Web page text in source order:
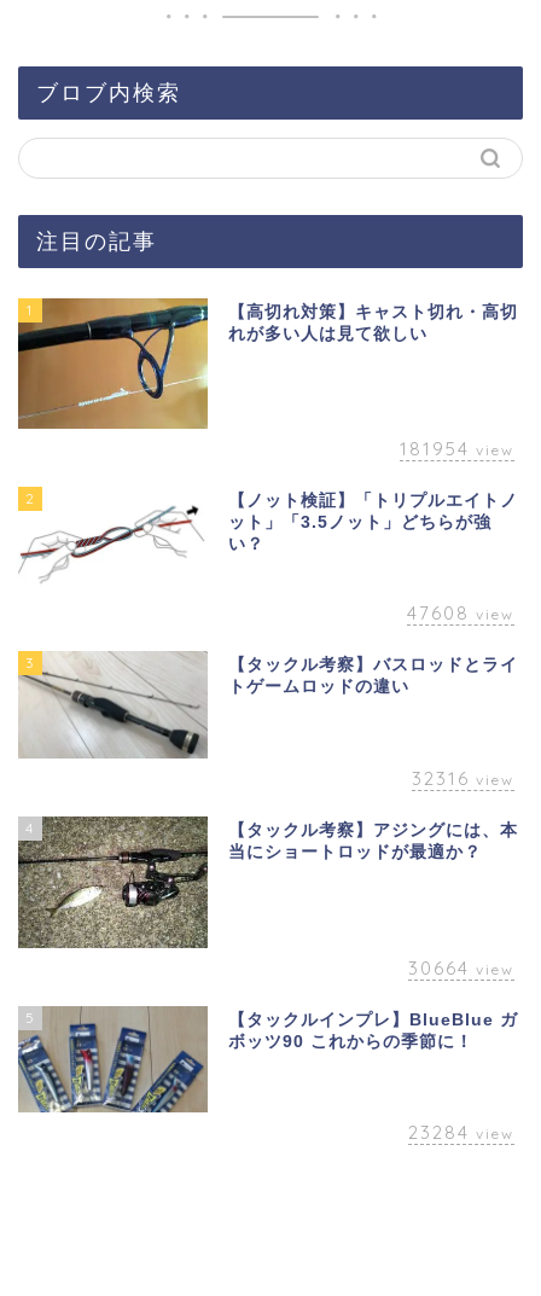
ブロブ内検索
注目の記事
1
【高切れ対策】キャスト切れ・高切
れが多い人は見て欲しい
181954 view
2
【ノット検証】「トリプルエイトノ
ット」「3.5ノット」どちらが強
い？
47608 view
3
【タックル考察】バスロッドとライ
トゲームロッドの違い
32316 view
4
【タックル考察】アジングには、本
当にショートロッドが最適か？
30664 view
5
【タックルインプレ】BlueBlue ガ
ボッツ90 これからの季節に！
23284 view